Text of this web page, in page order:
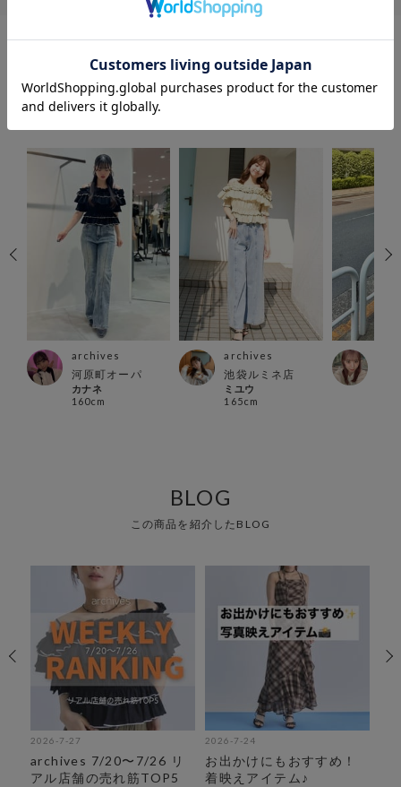
COORDINATE
この商品を使ったCOORDINATE
archives
河原町オーパ
カナネ
160cm
archives
池袋ルミネ店
ミユウ
165cm
BLOG
この商品を紹介したBLOG
2026-7-27
archives 7/20〜7/26 リ
アル店舗の売れ筋TOP5
2026-7-24
お出かけにもおすすめ！
着映えアイテム♪